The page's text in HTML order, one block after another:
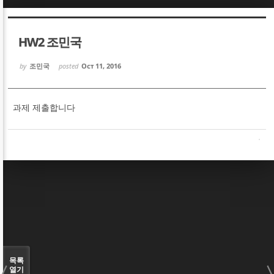
HW2 조민국
by 조민국 posted Oct 11, 2016
과제 제출합니다
목록
열기
Sketchbook5, 스케치북5
Sketchbook5, 스케치북5
Sketchbook5, 스케치북5
Sketchbook5, 스케치북5